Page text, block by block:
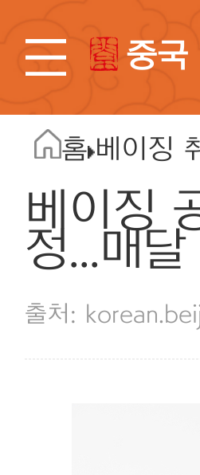
중국
홈 베이징
베이징
정...매